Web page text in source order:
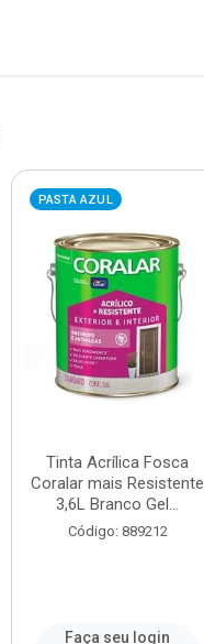
PASTA AZUL
Tinta Acrílica Fosca
Coralar mais Resistente
3,6L Branco Gel...
Código: 889212
Faça seu login